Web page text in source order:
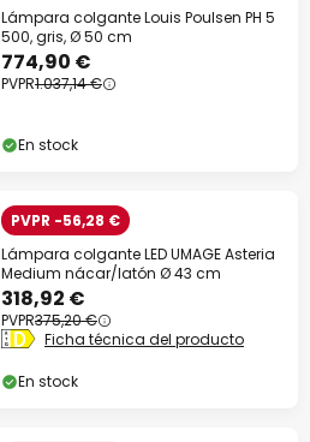
Lámpara colgante Louis Poulsen PH 5
500, gris, Ø 50 cm
774,90 €
PVPR1.037,14 €
En stock
PVPR -56,28 €
Lámpara colgante LED UMAGE Asteria
Medium nácar/latón Ø 43 cm
318,92 €
PVPR375,20 €
Ficha técnica del producto
En stock